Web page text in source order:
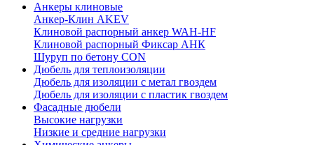
Анкеры клиновые
Анкер-Клин AKEV
Клиновой распорный анкер WAH-HF
Клиновой распорный Фиксар АНК
Шуруп по бетону CON
Дюбель для теплоизоляции
Дюбель для изоляции с метал гвоздем
Дюбель для изоляции с пластик гвоздем
Фасадные дюбели
Высокие нагрузки
Низкие и средние нагрузки